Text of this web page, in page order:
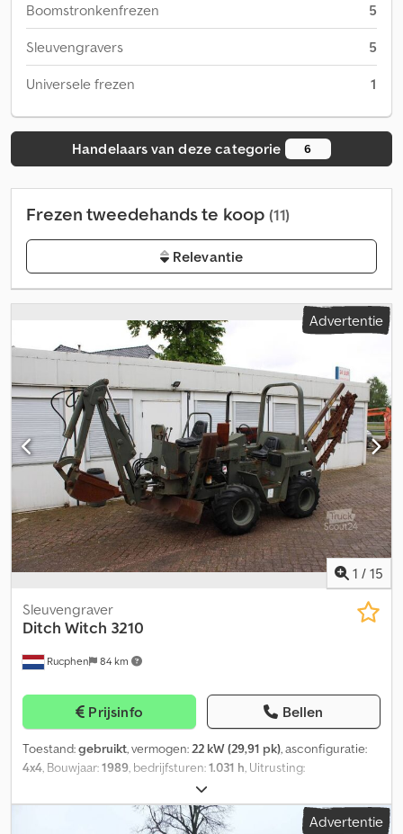
Boomstronkenfrezen
5
Sleuvengravers 5
Universele frezen 1
Handelaars van deze categorie 6
Frezen tweedehands te koop (11)
Relevantie
Advertentie
1 / 15
Rucphen 84 km
Sleuvengraver
Ditch Witch 3210
Prijsinfo Bellen
Toestand:gebruikt, vermogen:22 kW (29,91 pk), asconfiguratie:
4x4, Bouwjaar:1989, bedrijfsturen:1.031 h, Uitrusting:
, Aandrijving: Wiel Leeggewicht: 3.855 kg
Motormerk: Deutz Neem contact op met J.A.J. Jansen voor meer
informatie. Dcsdpfjvf Hdusx Aa Isk
Advertentie